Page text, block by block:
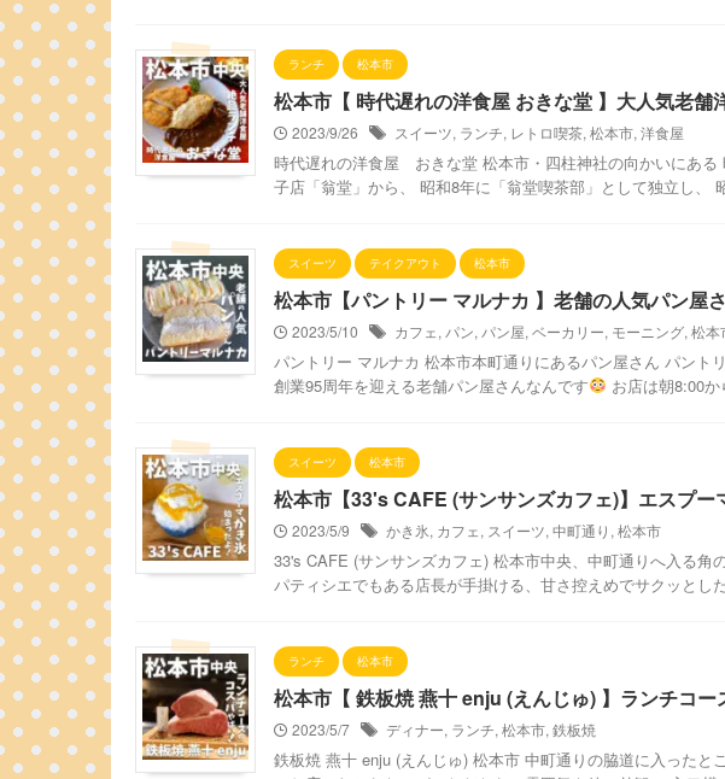
ランチ 松本市
松本市【 時代遅れの洋食屋 おきな堂 】大人気老舗
2023/9/26 スイーツ, ランチ, レトロ喫茶, 松本市, 洋食屋
時代遅れの洋食屋 おきな堂 松本市・四柱神社の向かいにあ
子店「翁堂」から、 昭和8年に「翁堂喫茶部」として独立し、
スイーツ テイクアウト 松本市
松本市【パントリー マルナカ 】老舗の人気パン屋
2023/5/10 カフェ, パン, パン屋, ベーカリー, モーニング, 松本
パントリー マルナカ 松本市本町通りにあるパン屋さん パント
創業95周年を迎える老舗パン屋さんなんです
お店は朝8:00
スイーツ 松本市
松本市【33's CAFE (サンサンズカフェ)】エスプー
2023/5/9 かき氷, カフェ, スイーツ, 中町通り , 松本市
33's CAFE (サンサンズカフェ) 松本市中央、中町通りへ入る
パティシエでもある店長が手掛ける、甘さ控えめでサクッとし
ランチ 松本市
松本市【 鉄板焼 燕十 enju (えんじゅ) 】ランチコー
2023/5/7 ディナー, ランチ, 松本市, 鉄板焼
鉄板焼 燕十 enju (えんじゅ) 松本市 中町通りの脇道に入った